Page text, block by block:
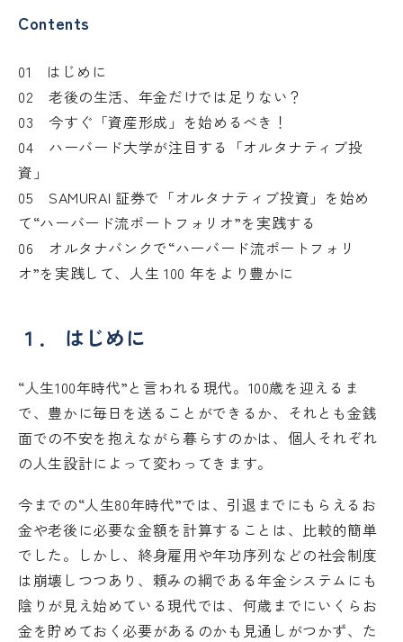
Contents
01 はじめに
02 老後の生活、年金だけでは足りない？
03 今すぐ「資産形成」を始めるべき！
04 ハーバード大学が注目する「オルタナティブ投
資」
05 SAMURAI 証券で「オルタナティブ投資」を始め
て“ハーバード流ポートフォリオ”を実践する
06 オルタナバンクで“ハーバード流ポートフォリ
オ”を実践して、人生 100 年をより豊かに
１． はじめに
“人生100年時代”と言われる現代。100歳を迎えるま
で、豊かに毎日を送ることができるか、それとも金銭
面での不安を抱えながら暮らすのかは、個人それぞれ
の人生設計によって変わってきます。
今までの“人生80年時代”では、引退までにもらえるお
金や老後に必要な金額を計算することは、比較的簡単
でした。しかし、終身雇用や年功序列などの社会制度
は崩壊しつつあり、頼みの綱である年金システムにも
陰りが見え始めている現代では、何歳までにいくらお
金を貯めておく必要があるのかも見通しがつかず、た